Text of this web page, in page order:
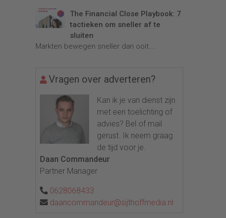
The Financial Close Playbook: 7
tactieken om sneller af te
sluiten
Markten bewegen sneller dan ooit....
Vragen over adverteren?
Kan ik je van dienst zijn
met een toelichting of
advies? Bel of mail
gerust. Ik neem graag
de tijd voor je.
Daan Commandeur
Partner Manager
0628068433
daancommandeur@sijthoffmedia.nl